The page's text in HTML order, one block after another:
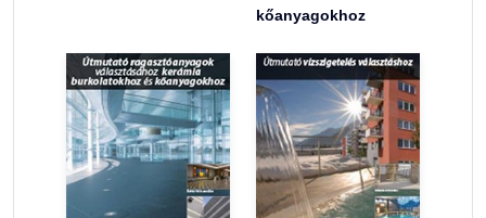
kőanyagokhoz